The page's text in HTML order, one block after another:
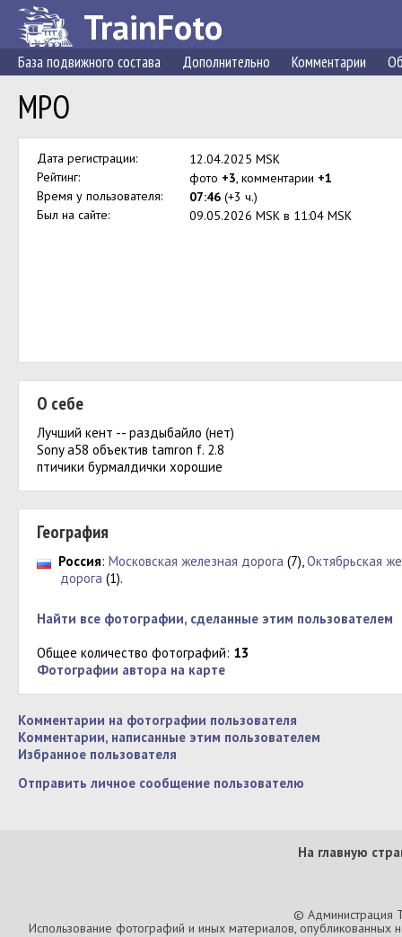
TrainFoto
База подвижного состава Дополнительно Комментарии
MPO
Дата регистрации:
12.04.2025 MSK
Рейтинг:
фото +3, комментарии +1
Время у пользователя:
07:46 (+3 ч.)
Был на сайте:
09.05.2026 MSK в 11:04 MSK
О себе
Лучший кент -- раздыбайло (нет)
Sony a58 объектив tamron f. 2.8
птичики бурмалдички хорошие
География
Россия: Московская железная дорога (7),Октябрьская
дорога (1).
Найти все фотографии, сделанные этим пользователем
Общее количество фотографий: 13
Фотографии автора на карте
Комментарии на фотографии пользователя
Комментарии, написанные этим пользователем
Избранное пользователя
Отправить личное сообщение пользователю
На главную
© Администрация
Использование фотографий и иных материалов, опубликованных